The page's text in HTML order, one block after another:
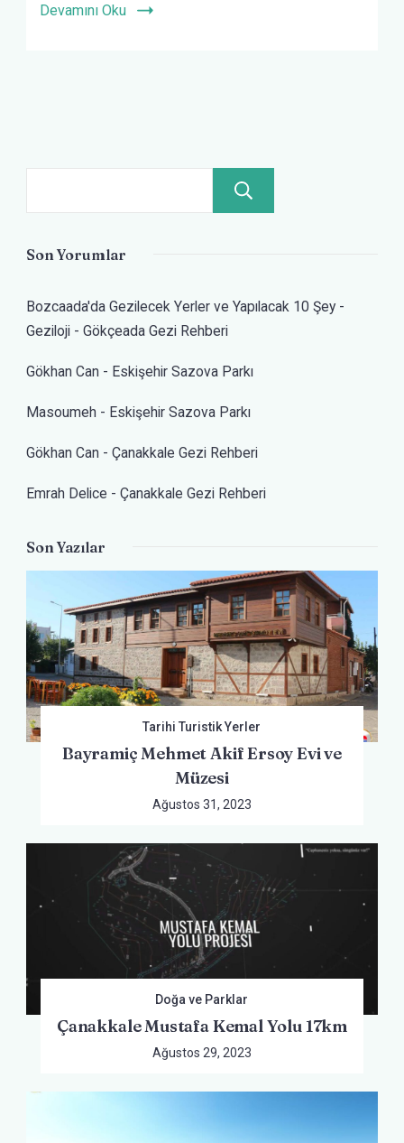
Devamını Oku
Son Yorumlar
Bozcaada'da Gezilecek Yerler ve Yapılacak 10 Şey -
Geziloji - Gökçeada Gezi Rehberi
Gökhan Can - Eskişehir Sazova Parkı
Masoumeh - Eskişehir Sazova Parkı
Gökhan Can - Çanakkale Gezi Rehberi
Emrah Delice - Çanakkale Gezi Rehberi
Son Yazılar
Tarihi Turistik Yerler
Bayramiç Mehmet Akif Ersoy Evi ve
Müzesi
Ağustos 31, 2023
Doğa ve Parklar
Çanakkale Mustafa Kemal Yolu 17km
Ağustos 29, 2023